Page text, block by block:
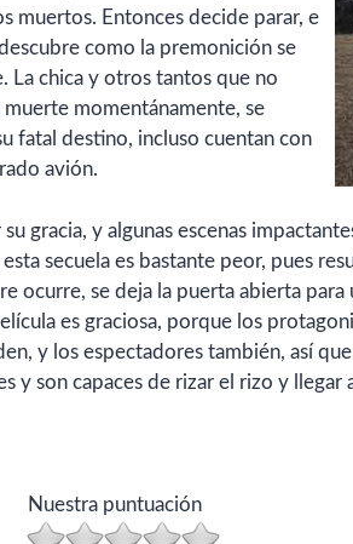
muertos. Entonces decide parar, e
como la premonición se
La chica y otros tantos que no
momentánamente, se
fatal destino, incluso cuentan con
avión.
gracia, y algunas escenas
secuela es bastante peor, pues
ocurre, se deja la puerta abierta para
es graciosa, porque los
y los espectadores también, así
y son capaces de rizar el rizo y llegar
Nuestra puntuación